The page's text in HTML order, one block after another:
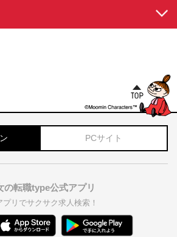
PCサイト
の転職type公式アプリ
プリでサクサク求人検索！